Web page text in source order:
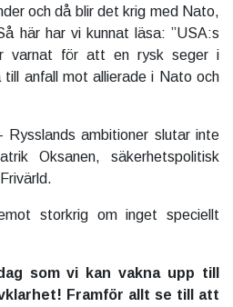
och då blir det krig med Nato,
här har vi kunnat läsa: ”USA:s
varnat för att en rysk seger i
anfall mot allierade i Nato och
Rysslands ambitioner slutar inte
Oksanen, säkerhetspolitisk
storkrig om inget speciellt
som vi kan vakna upp till
Framför allt se till att